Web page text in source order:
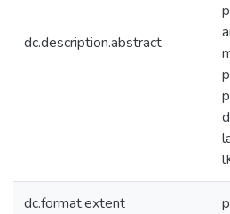
dc.description.abstract
dc.format.extent